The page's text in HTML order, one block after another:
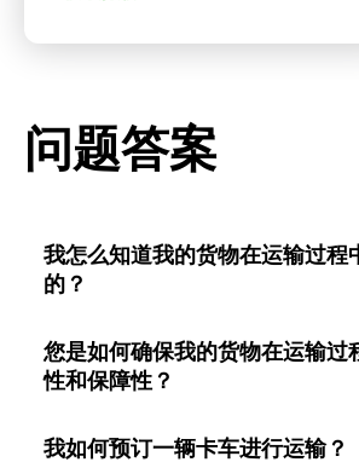
问题答案
我怎么知道我的货物在运输过程
的？
您是如何确保我的货物在运输过
性和保障性？
我如何预订一辆卡车进行运输？